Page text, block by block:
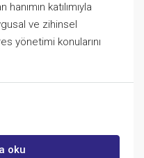
katılımıyla
ve zihinsel
yönetimi konularını
oku